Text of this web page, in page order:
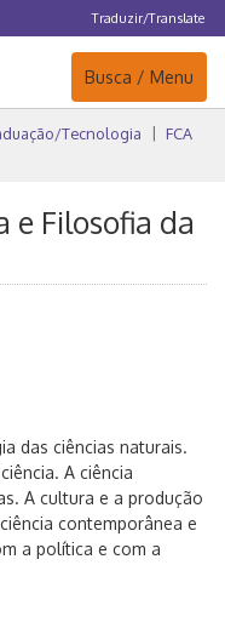
Traduzir/Translate
Navegação
Busca / Menu
Tecnologia
FCA
e Filosofia da
das ciências naturais.
A ciência
A cultura e a produção
contemporânea e
a política e com a